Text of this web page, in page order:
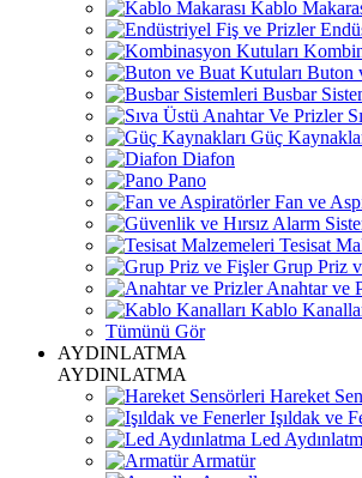
Kablo
Buton
Busbar
Güç
Diafon
Pano
Fan ve
Tesisat
Grup Priz
Anahtar ve
Kablo
Tümünü Gör
AYDINLATMA
AYDINLATMA
Hareket
Işıldak ve
Led
Armatür